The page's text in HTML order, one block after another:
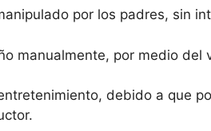
por los padres, sin
manualmente, por medio del
debido a que